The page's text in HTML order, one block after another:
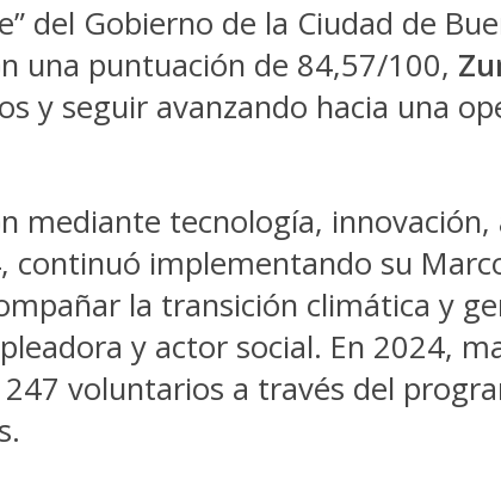
del Gobierno de la Ciudad de
una puntuación de 84,57/100,
y seguir avanzando hacia una
mediante tecnología,
implementando su
la transición climática y
y actor social. En 2024,
voluntarios a través del